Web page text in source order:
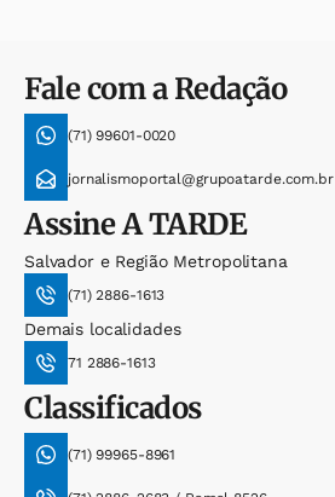
Fale com a Redação
(71) 99601-0020
jornalismoportal@grupoatarde.com.br
AssineA TARDE
Salvador e Região Metropolitana
(71) 2886-1613
Demais localidades
71 2886-1613
Classificados
(71) 99965-8961